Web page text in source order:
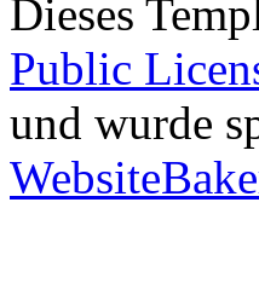
Dieses
Public
und wurde